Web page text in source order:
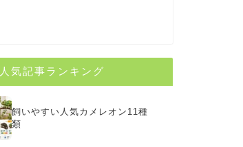
人気記事ランキング
飼いやすい人気カメレオン11種
類